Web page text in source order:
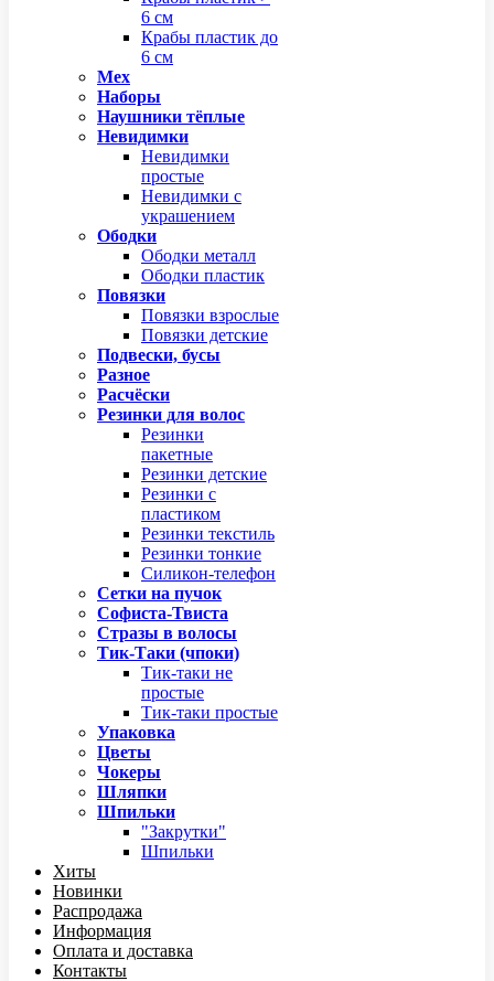
6 см
Крабы пластик до
6 см
Мех
Наборы
Наушники тёплые
Невидимки
Невидимки
простые
Невидимки с
украшением
Ободки
Ободки металл
Ободки пластик
Повязки
Повязки взрослые
Повязки детские
Подвески, бусы
Разное
Расчёски
Резинки для волос
Резинки
пакетные
Резинки детские
Резинки с
пластиком
Резинки текстиль
Резинки тонкие
Силикон-телефон
Сетки на пучок
Софиста-Твиста
Стразы в волосы
Тик-Таки (чпоки)
Тик-таки не
простые
Тик-таки простые
Упаковка
Цветы
Чокеры
Шляпки
Шпильки
"Закрутки"
Шпильки
Хиты
Новинки
Распродажа
Информация
Оплата и доставка
Контакты